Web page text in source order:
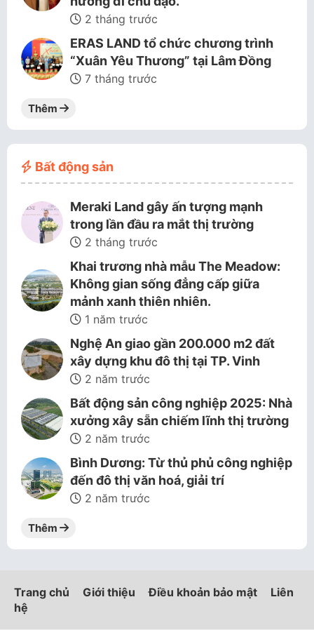
2 tháng trước
ERAS LAND tổ chức chương trình
“Xuân Yêu Thương” tại Lâm Đồng
7 tháng trước
Thêm
Bất động sản
Meraki Land gây ấn tượng mạnh
trong lần đầu ra mắt thị trường
2 tháng trước
Khai trương nhà mẫu The Meadow:
Không gian sống đẳng cấp giữa
mảnh xanh thiên nhiên.
1 năm trước
Nghệ An giao gần 200.000 m2 đất
xây dựng khu đô thị tại TP. Vinh
2 năm trước
Bất động sản công nghiệp 2025: Nhà
xưởng xây sẵn chiếm lĩnh thị trường
2 năm trước
Bình Dương: Từ thủ phủ công nghiệp
đến đô thị văn hoá, giải trí
2 năm trước
Thêm
Trang chủ Giới thiệu Điều khoản bảo mật
Liên
hệ